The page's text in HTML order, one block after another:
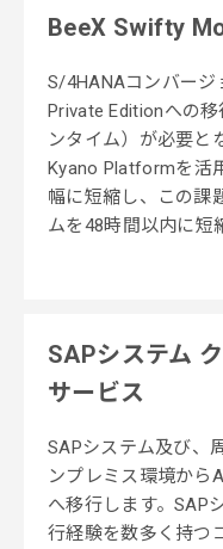
BeeX Swifty
S/4HANAコンバージ
Private Editionへの
ンタイム）が必要と
Kyano Platformを活
幅に短縮し、この課
ムを48時間以内に短
SAPシステム
サービス
SAPシステム及び、
ンプレミス環境から
へ移行します。SAP
行経験を数多く持つ